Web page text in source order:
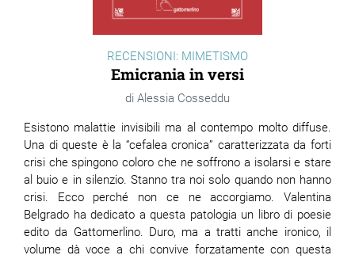
RECENSIONI: MIMETISMO
Emicrania in versi
Alessia Cosseddu
Esistono malattie invisibili ma al contempo molto diffuse.
Una di queste è la “cefalea cronica” caratterizzata da forti
crisi che spingono coloro che ne soffrono a isolarsi e stare
al buio e in silenzio. Stanno tra noi solo quando non hanno
crisi. Ecco perché non ce ne accorgiamo. Valentina
Belgrado ha dedicato a questa patologia un libro di poesie
edito da Gattomerlino. Duro, ma a tratti anche ironico, il
volume dà voce a chi convive forzatamente con questa